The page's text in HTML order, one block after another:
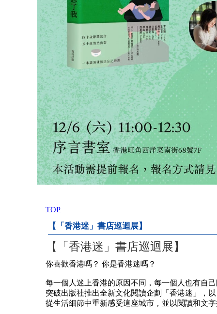
TOP
【「香港迷」書店巡迴展】
【「香港迷」書店巡迴展】
你喜歡香港嗎？ 你是香港迷嗎？
每一個人迷上香港的原因不同，每一個人也有自
突破出版社推出全新文化閱讀企劃「香港迷」，
從生活細節中重新感受這座城市，並以閱讀和文